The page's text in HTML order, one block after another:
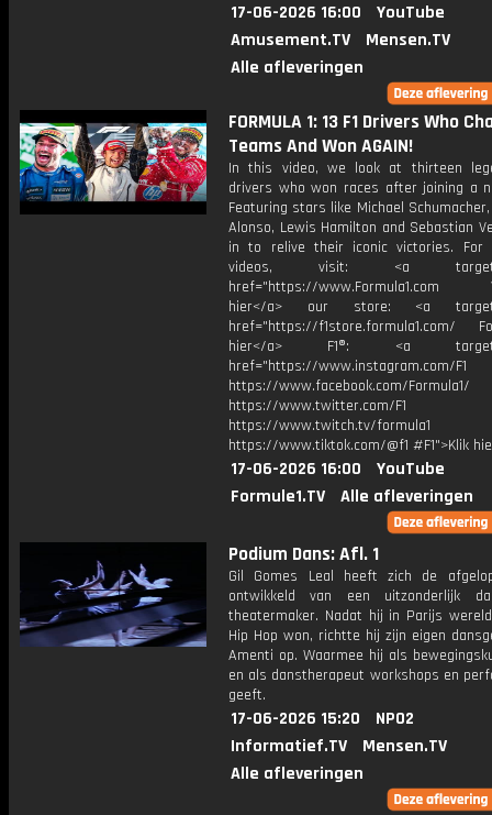
17-06-2026 16:00
YouTube
Amusement.TV
Mensen.TV
Alle afleveringen
FORMULA 1: 13 F1 Drivers Who
Teams And Won AGAIN!
In this video, we look at thirteen
drivers who won races after joining a
Featuring stars like Michael
Alonso, Lewis Hamilton and Sebastian
in to relive their iconic victories. For
videos, visit: <a
href="https://www.Formula1.com
hier</a> our store: <a
href="https://f1store.formula1.com/
hier</a> F1®: <a
href="https://www.instagram.com/F1
https://www.facebook.com/Formula1/
https://www.twitter.com/F1
https://www.twitch.tv/formula1
https://www.tiktok.com/@f1 #F1">Klik
17-06-2026 16:00
YouTube
Formule1.TV
Alle afleveringen
Podium Dans: Afl. 1
Gil Gomes Leal heeft zich de
ontwikkeld van een uitzonderlijk
theatermaker. Nadat hij in Parijs
Hip Hop won, richtte hij zijn eigen
Amenti op. Waarmee hij als
en als danstherapeut workshops en
geeft.
17-06-2026 15:20
NPO2
Informatief.TV
Mensen.TV
Alle afleveringen